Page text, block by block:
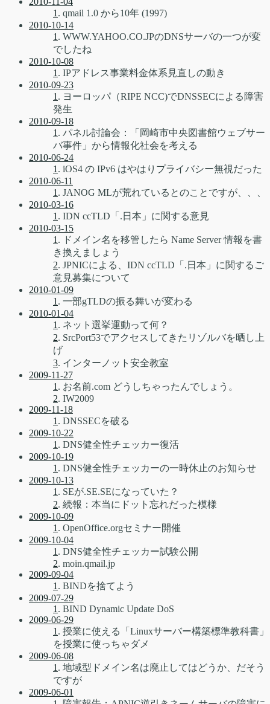
1 . qmail 1.0 から10年 (1997)
2010-10-14
1 . WWW.YAHOO.CO.JPのDNSサーバの一つが変
でしたね
2010-10-08
1 . IPアドレス事業料金体系見直しの動き
2010-09-23
1 . ヨーロッパ（RIPE NCC)でDNSSECによる障害
発生
2010-09-18
1 . パネル討論会：「岡崎市中央図書館ウェブサー
バ事件」から情報化社会を考える
2010-06-24
1 . iOS4 の IPv6 はやはりプライバシー無視だった
2010-06-11
1 . JANOG MLが荒れているとのことですが、、、
2010-03-16
1 . IDN ccTLD「.日本」に関する意見
2010-03-15
1 . ドメイン名を移管したら Name Server 情報を書
き換えましょう
2. JPNICによる、IDN ccTLD「.日本」に関するご
意見募集について
2010-01-09
1 . 一部gTLDの振る舞いが変わる
2010-01-04
1 . ネット選挙運動って何？
2. SrcPort53でアクセスしてきたリゾルバを晒し上
げ
3. インターノット安全教室
2009-11-27
1 . お名前.com どうしちゃったんでしょう。
2. IW2009
2009-11-18
1 . DNSSECを破る
2009-10-22
1 . DNS健全性チェッカー復活
2009-10-19
1 . DNS健全性チェッカーの一時休止のお知らせ
2009-10-13
1 . SEが.SE.SEになっていた？
2. 続報：本当にドット忘れだった模様
2009-10-09
1 . OpenOffice.orgセミナー開催
2009-10-04
1 . DNS健全性チェッカー試験公開
2. moin.qmail.jp
2009-09-04
1 . BINDを捨てよう
2009-07-29
1 . BIND Dynamic Update DoS
2009-06-29
1 . 授業に使える「Linuxサーバー構築標準教科書」
を授業に使っちゃダメ
2009-06-08
1 . 地域型ドメイン名は廃止してはどうか、だそう
ですが
2009-06-01